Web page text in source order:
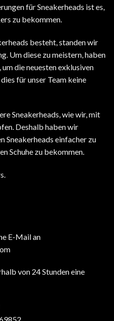
für Sneakerheads ist es,
zu bekommen.
besteht, standen wir
Um diese zu meistern, haben
die neuesten exklusiven
für unser Team keine
Sneakerheads, wie wir, mit
Deshalb haben wir
Sneakerheads einfacher zu
Schuhe zu bekommen.
E-Mail an
von 24 Stunden eine